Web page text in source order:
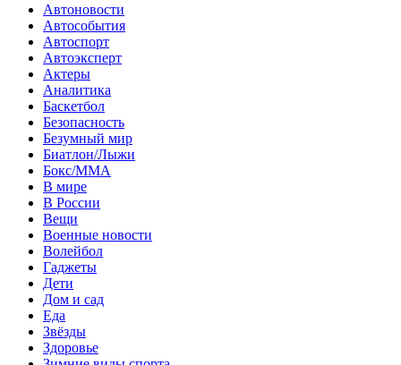
Автоновости
Автособытия
Автоспорт
Автоэксперт
Актеры
Аналитика
Баскетбол
Безопасность
Безумный мир
Биатлон/Лыжи
Бокс/MMA
В мире
В России
Вещи
Военные новости
Волейбол
Гаджеты
Дети
Дом и сад
Еда
Звёзды
Здоровье